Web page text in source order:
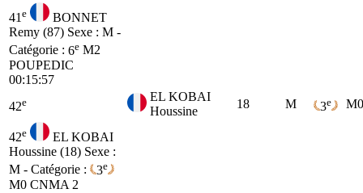
41 e
BONNET
Remy (87) Sexe : M -
Catégorie : 6e M2
POUPEDIC
00:15:57
42e
EL KOBAI
Houssine
18 M 3e M0
42e
EL KOBAI
Houssine (18) Sexe :
M - Catégorie :
3e
M0 CNMA 2